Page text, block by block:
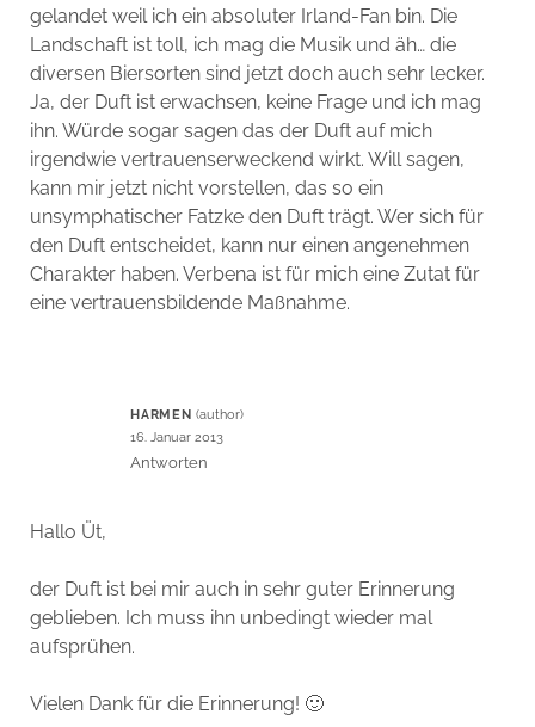
gelandet weil ich ein absoluter Irland-Fan bin. Die
Landschaft ist toll, ich mag die Musik und äh… die
diversen Biersorten sind jetzt doch auch sehr lecker.
Ja, der Duft ist erwachsen, keine Frage und ich mag
ihn. Würde sogar sagen das der Duft auf mich
irgendwie vertrauenserweckend wirkt. Will sagen,
kann mir jetzt nicht vorstellen, das so ein
unsymphatischer Fatzke den Duft trägt. Wer sich für
den Duft entscheidet, kann nur einen angenehmen
Charakter haben. Verbena ist für mich eine Zutat für
eine vertrauensbildende Maßnahme.
HARMEN
16. Januar 2013
Antworten
Hallo Üt,
der Duft ist bei mir auch in sehr guter Erinnerung
geblieben. Ich muss ihn unbedingt wieder mal
aufsprühen.
Vielen Dank für die Erinnerung! 🙂